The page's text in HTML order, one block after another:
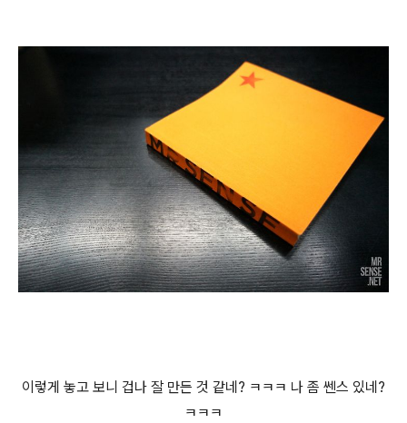
이렇게 놓고 보니 겁나 잘 만든 것 같네? ㅋㅋㅋ 나 좀 쎈스 있네?
ㅋㅋㅋ